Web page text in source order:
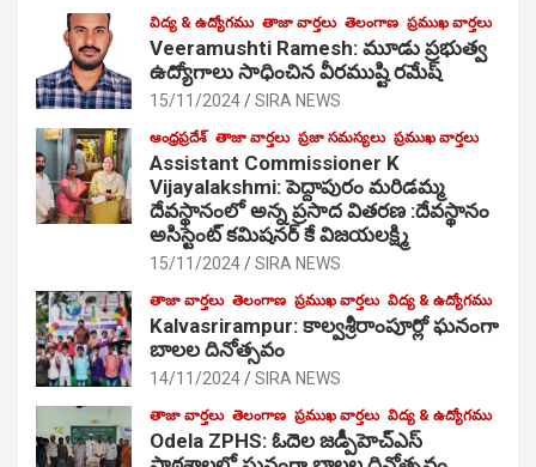
విద్య & ఉద్యోగము తాజా వార్తలు తెలంగాణ ప్రముఖ వార్తలు
Veeramushti Ramesh: మూడు ప్రభుత్వ
ఉద్యోగాలు సాధించిన వీరముష్టి రమేష్
15/11/2024 SIRA NEWS
ఆంధ్రప్రదేశ్ తాజా వార్తలు ప్రజా సమస్యలు ప్రముఖ వార్తలు
Assistant Commissioner K
Vijayalakshmi: పెద్దాపురం మరిడమ్మ
దేవస్థానంలో అన్న ప్రసాద వితరణ :దేవస్థానం
అసిస్టెంట్ కమిషనర్ కే విజయలక్ష్మి
15/11/2024 SIRA NEWS
తాజా వార్తలు తెలంగాణ ప్రముఖ వార్తలు విద్య & ఉద్యోగము
Kalvasrirampur: కాల్వశ్రీరాంపూర్లో ఘనంగా
బాలల దినోత్సవం
14/11/2024 SIRA NEWS
తాజా వార్తలు తెలంగాణ ప్రముఖ వార్తలు విద్య & ఉద్యోగము
Odela ZPHS: ఓదెల జ‌డ్పీహెచ్ఎస్